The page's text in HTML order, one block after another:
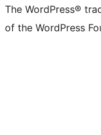
The WordPress®
of the WordPress